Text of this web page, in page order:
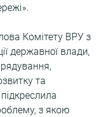
Комітету ВРУ з
державної влади,
та
з якою